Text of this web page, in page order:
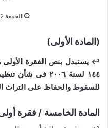
الجمعة 12 فبراير 2021
(المادة الأولى)
↩ يستبدل بنص الفقرة الأولى
١٤٤ لسنة ٢٠٠٦ فى
للسقوط والحفاظ على التراث
المادة الخامسة / فقرة